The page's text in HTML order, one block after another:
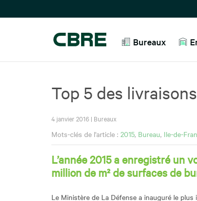
Bureaux
Top 5 des
4 janvier 2016 | Bureaux
Mots-clés de l'article : 2015, Bureau, Ile-de-
L’année 2015 a enregistré un
million de m² de surfaces de
Le Ministère de La Défense a inauguré le plus